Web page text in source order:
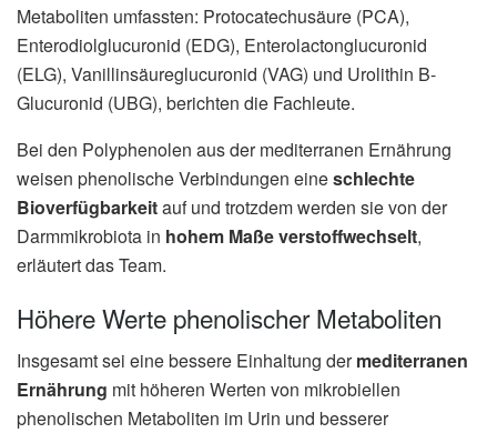
Metaboliten umfassten: Protocatechusäure (PCA),
Enterodiolglucuronid (EDG), Enterolactonglucuronid
(ELG), Vanillinsäureglucuronid (VAG) und Urolithin B-
Glucuronid (UBG), berichten die Fachleute.
Bei den Polyphenolen aus der mediterranen Ernährung
weisen phenolische Verbindungen eineschlechte
Bioverfügbarkeitauf und trotzdem werden sie von der
Darmmikrobiota in hohem Maße verstoffwechselt,
erläutert das Team.
Höhere Werte phenolischer Metaboliten
Insgesamt sei eine bessere Einhaltung dermediterranen
Ernährung mit höheren Werten von mikrobiellen
phenolischen Metaboliten im Urin und besserer